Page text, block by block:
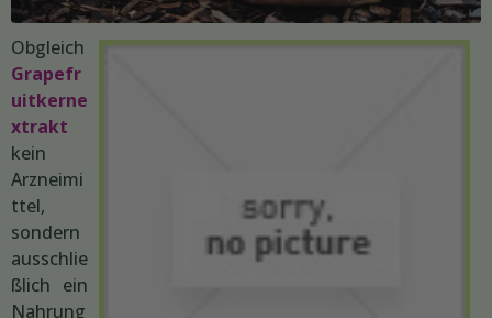
Obgleich
Grapefr
uitkerne
xtrakt
kein
Arzneimi
ttel,
sondern
ausschlie
ßlich ein
Nahrung